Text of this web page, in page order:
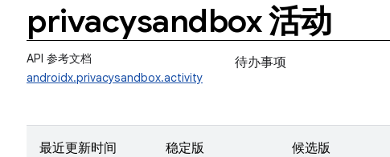
privacysandbox 活动
API 参考文档
androidx.privacysandbox.activity
待办事项
最近更新时间 稳定版 候选版